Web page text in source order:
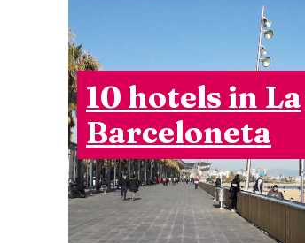
10 hotels in La
Barceloneta